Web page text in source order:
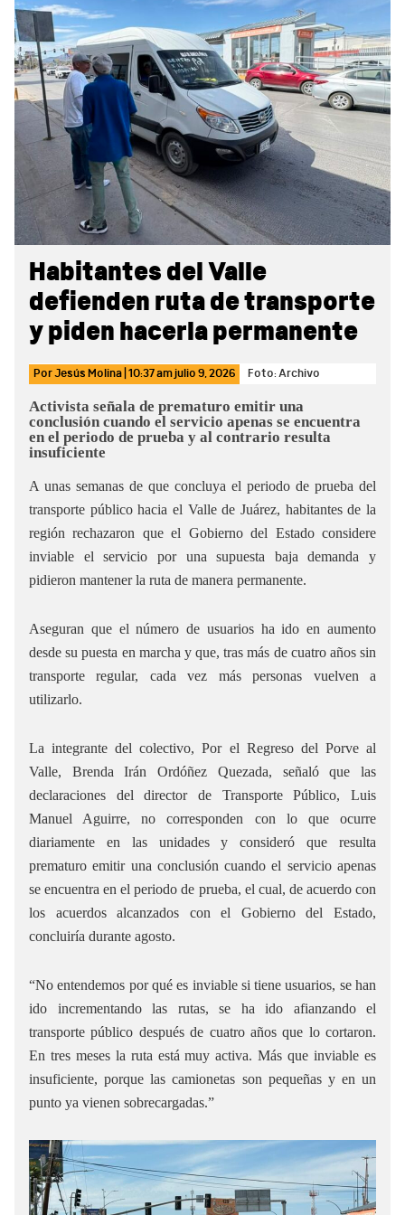
Habitantes del Valle
defienden ruta de transporte
y piden hacerla permanente
PorJesús Molina 10:37 amjulio 9, 2026 Foto: Archivo
Activista señala de prematuro emitir una
conclusión cuando el servicio apenas se encuentra
en el periodo de prueba y al contrario resulta
insuficiente
A unas semanas de que concluya el periodo de prueba del
transporte público hacia el Valle de Juárez, habitantes de la
región rechazaron que el Gobierno del Estado considere
inviable el servicio por una supuesta baja demanda y
pidieron mantener la ruta de manera permanente.
Aseguran que el número de usuarios ha ido en aumento
desde su puesta en marcha y que, tras más de cuatro años sin
transporte regular, cada vez más personas vuelven a
utilizarlo.
La integrante del colectivo, Por el Regreso del Porve al
Valle, Brenda Irán Ordóñez Quezada, señaló que las
declaraciones del director de Transporte Público, Luis
Manuel Aguirre, no corresponden con lo que ocurre
diariamente en las unidades y consideró que resulta
prematuro emitir una conclusión cuando el servicio apenas
se encuentra en el periodo de prueba, el cual, de acuerdo con
los acuerdos alcanzados con el Gobierno del Estado,
concluiría durante agosto.
“No entendemos por qué es inviable si tiene usuarios, se han
ido incrementando las rutas, se ha ido afianzando el
transporte público después de cuatro años que lo cortaron.
En tres meses la ruta está muy activa. Más que inviable es
insuficiente, porque las camionetas son pequeñas y en un
punto ya vienen sobrecargadas.”
Sidebar